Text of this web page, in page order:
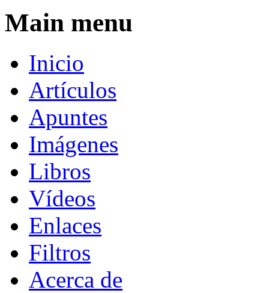
Main menu
Inicio
Artículos
Apuntes
Imágenes
Libros
Vídeos
Enlaces
Filtros
Acerca de